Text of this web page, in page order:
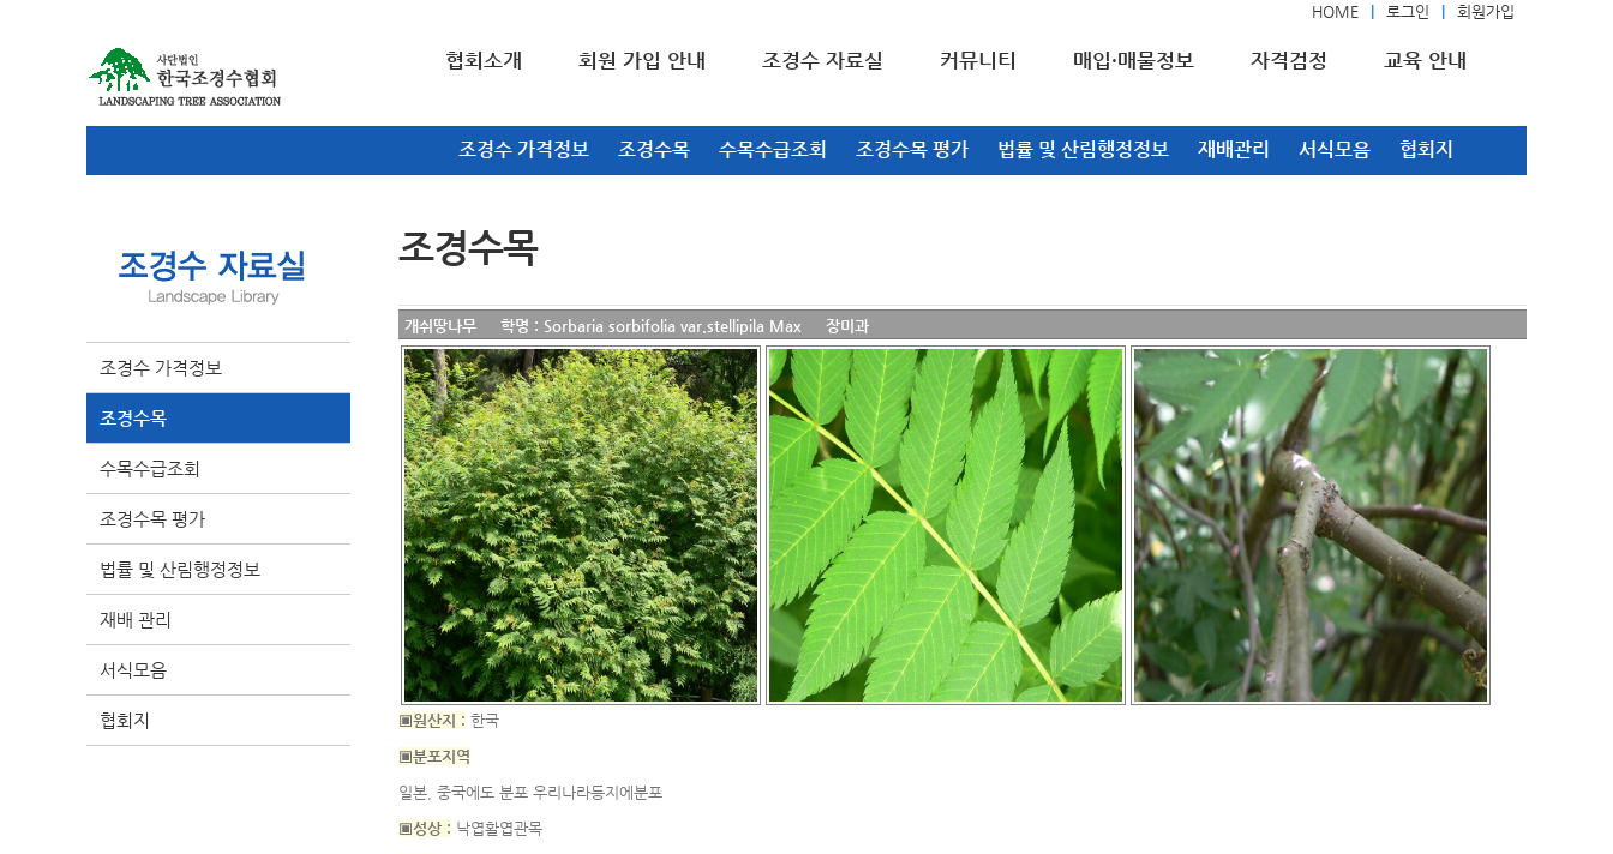
HOME 로그인 회원가입
협회소개 회원 가입 안내 조경수 자료실 커뮤니티 매입·매물정보 자격검정 교육 안내
조경수 가격정보 조경수목 수목수급조회 조경수목 평가 법률 및 산림행정정보 재배관리 서식모음 협회지
조경수 가격정보
조경수목
수목수급조회
조경수목 평가
법률 및 산림행정정보
재배 관리
서식모음
협회지
조경수목
개쉬땅나무 학명 : Sorbaria sorbifolia var.stellipila Max 장미과
▣원산지 : 한국
▣분포지역
일본, 중국에도 분포 우리나라등지에분포
▣성상 : 낙엽활엽관목